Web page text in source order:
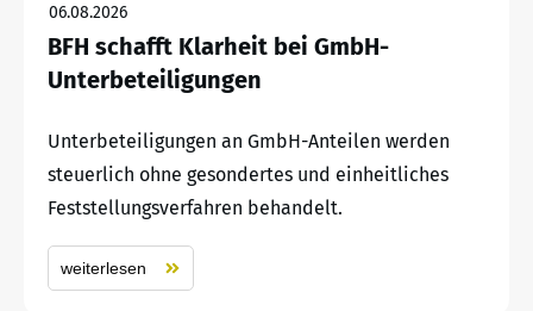
06.08.2026
BFH schafft Klarheit bei GmbH-
Unterbeteiligungen
Unterbeteiligungen an GmbH-Anteilen werden
steuerlich ohne gesondertes und einheitliches
Feststellungsverfahren behandelt.
weiterlesen